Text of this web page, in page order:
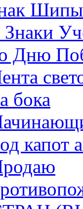
Шипы
Дню
бока
капот